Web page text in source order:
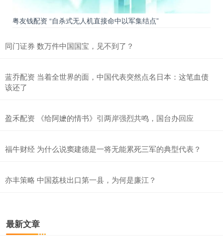
粤友钱配资 “自杀式无人机直接命中以军集结点”
同门证券 数万件中国国宝，见不到了？
蓝乔配资 当着全世界的面，中国代表突然点名日本：这笔血债
该还了
盈禾配资 《给阿嬷的情书》引两岸强烈共鸣，国台办回应
福牛财经 为什么说窦建德是一将无能累死三军的典型代表？
亦丰策略 中国荔枝出口第一县，为何是廉江？
最新文章